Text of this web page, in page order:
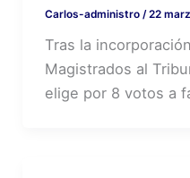
Carlos-administro /22
Tras la
Magistrados al
elige por 8 votos a